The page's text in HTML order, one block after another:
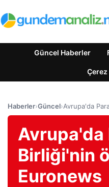
Güncel Haberler
Çerez
Haberler›Güncel›Avrupa'da
Avrupa'da
Birliği'nin
Euronews